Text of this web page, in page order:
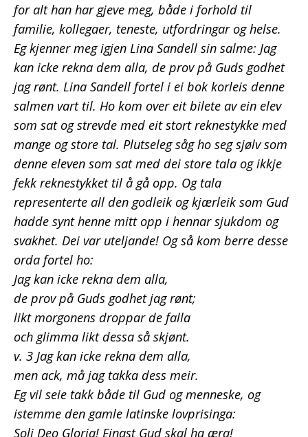
for alt han har gjeve meg, både i forhold til
familie, kollegaer, teneste, utfordringar og helse.
Eg kjenner meg igjen Lina Sandell sin salme: Jag
kan icke rekna dem alla, de prov på Guds godhet
jag rønt. Lina Sandell fortel i ei bok korleis denne
salmen vart til. Ho kom over eit bilete av ein elev
som sat og strevde med eit stort reknestykke med
mange og store tal. Plutseleg såg ho seg sjølv som
denne eleven som sat med dei store tala og ikkje
fekk reknestykket til å gå opp. Og tala
representerte all den godleik og kjærleik som Gud
hadde synt henne mitt opp i hennar sjukdom og
svakhet. Dei var uteljande! Og så kom berre desse
orda fortel ho:
Jag kan icke rekna dem alla,
de prov på Guds godhet jag rønt;
likt morgonens droppar de falla
och glimma likt dessa så skjønt.
v. 3 Jag kan icke rekna dem alla,
men ack, må jag takka dess meir.
Eg vil seie takk både til Gud og menneske, og
istemme den gamle latinske lovprisinga:
Soli Deo Gloria! Einast Gud skal ha æra!